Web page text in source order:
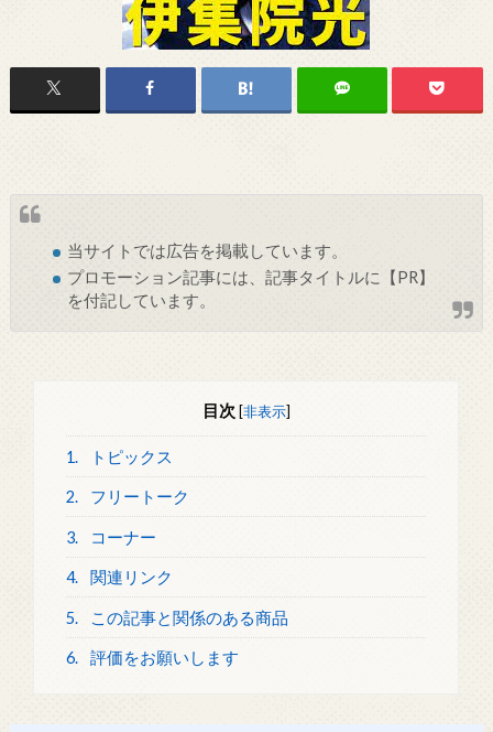
当サイトでは広告を掲載しています。
プロモーション記事には、記事タイトルに【PR】
を付記しています。
目次 [非表示]
1. トピックス
2. フリートーク
3. コーナー
4. 関連リンク
5. この記事と関係のある商品
6. 評価をお願いします